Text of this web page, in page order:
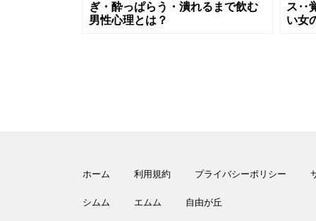
ぎ・酔っぱらう・潰れるまで飲む
男性心理とは？
ス‥
い女
ホーム 利用規約 プライバシーポリシー
シムム エムム 自由が丘